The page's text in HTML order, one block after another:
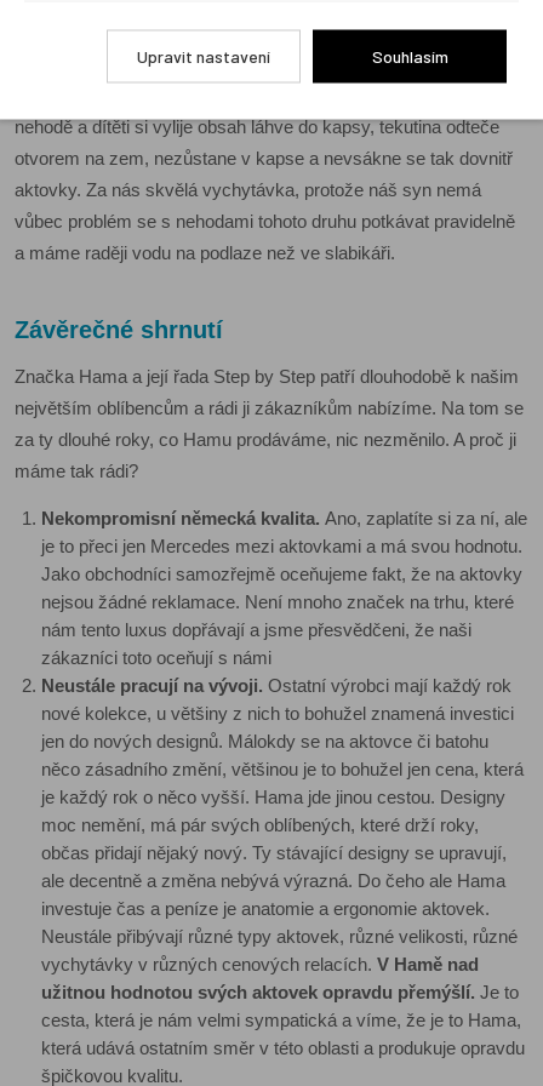
nemůžeme doporučit vyložené odkládání do kaluží:-). V bočních
kapsách, které jsou určené i na uložení lahve s pitím, jsou na
nehodě a dítěti si vylije obsah láhve do kapsy, tekutina odteče
otvorem na zem, nezůstane v kapse a nevsákne se tak dovnitř
aktovky. Za nás skvělá vychytávka, protože náš syn nemá
vůbec problém se s nehodami tohoto druhu potkávat pravidelně
a máme raději vodu na podlaze než ve slabikáři.
Závěrečné shrnutí
Značka Hama a její řada Step by Step patří dlouhodobě k našim
největším oblíbencům a rádi ji zákazníkům nabízíme. Na tom se
za ty dlouhé roky, co Hamu prodáváme, nic nezměnilo. A proč ji
máme tak rádi?
Nekompromisní německá kvalita. Ano, zaplatíte si za ní, ale
je to přeci jen Mercedes mezi aktovkami a má svou hodnotu.
Jako obchodníci samozřejmě oceňujeme fakt, že na aktovky
nejsou žádné reklamace. Není mnoho značek na trhu, které
nám tento luxus dopřávají a jsme přesvědčeni, že naši
zákazníci toto oceňují s námi
Neustále pracují na vývoji. Ostatní výrobci mají každý rok
nové kolekce, u většiny z nich to bohužel znamená investici
jen do nových designů. Málokdy se na aktovce či batohu
něco zásadního změní, většinou je to bohužel jen cena, která
je každý rok o něco vyšší. Hama jde jinou cestou. Designy
moc nemění, má pár svých oblíbených, které drží roky,
občas přidají nějaký nový. Ty stávající designy se upravují,
ale decentně a změna nebývá výrazná. Do čeho ale Hama
investuje čas a peníze je anatomie a ergonomie aktovek.
Neustále přibývají různé typy aktovek, různé velikosti, různé
vychytávky v různých cenových relacích. V Hamě nad
užitnou hodnotou svých aktovek opravdu přemýšlí. Je to
cesta, která je nám velmi sympatická a víme, že je to Hama,
která udává ostatním směr v této oblasti a produkuje opravdu
špičkovou kvalitu.
Upravit nastavení Souhlasím